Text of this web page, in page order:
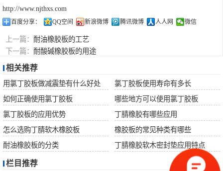
http://www.njthxs.com
百度分享： QQ空间 新浪微博 腾讯微博 人人网 微信
上一篇： 耐油橡胶板的工艺
下一篇： 耐酸碱橡胶板的用途
相关推荐
用氯丁胶板做减震垫有什么好处
氯丁胶板使用寿命有多长
如何正确使用氯丁胶板
哪些地方可以使用氯丁胶板
氯丁胶板的应用优势
丁腈橡胶有哪些应用
怎么选购丁腈软木橡胶板
橡胶板的常见种类有哪些
耐油橡胶板的分类
丁腈橡胶软木密封垫应用特点
栏目推荐